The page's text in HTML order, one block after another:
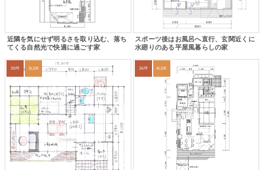
近隣を気にせず明るさを取り込む、落ち
てくる自然光で快適に過ごす家
スポーツ後はお風呂へ直行、玄関近くに
水廻りのある平屋風暮らしの家
39坪 3LDK 36坪 4LDK